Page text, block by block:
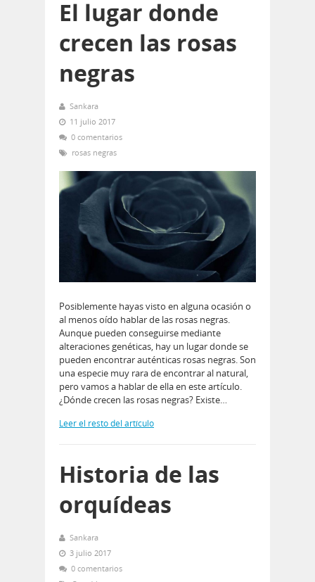
El lugar donde
crecen las rosas
negras
Sankara
11 julio 2017
0 comentarios
rosas negras
Posiblemente hayas visto en alguna ocasión o
al menos oído hablar de las rosas negras.
Aunque pueden conseguirse mediante
alteraciones genéticas, hay un lugar donde se
pueden encontrar auténticas rosas negras. Son
una especie muy rara de encontrar al natural,
pero vamos a hablar de ella en este artículo.
¿Dónde crecen las rosas negras? Existe…
Leer el resto del artículo
Historia de las
orquídeas
Sankara
3 julio 2017
0 comentarios